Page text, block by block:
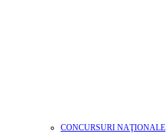
CONCURSURI NAŢIONALE